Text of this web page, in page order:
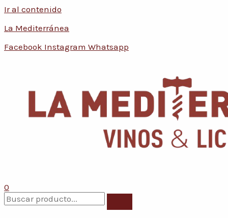
Ir al contenido
La Mediterránea
Facebook Instagram Whatsapp
0